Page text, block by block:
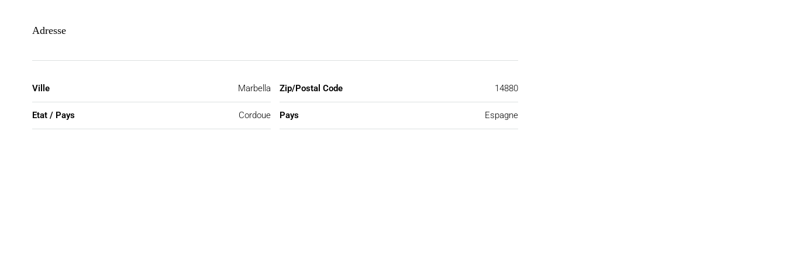
Adresse
Ville Marbella
Etat / Pays Cordoue
Zip/Postal Code 14880
Pays Espagne